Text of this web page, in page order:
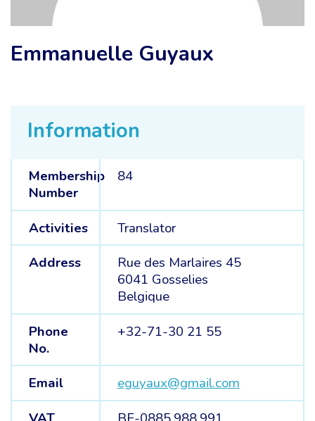
Information
Membership
Number
84
Activities
Translator
Address
Rue des Marlaires 45
6041 Gosselies
Belgique
Phone
No.
+32-71-30 21 55
Email
eguyaux@gmail.com
Emmanuelle Guyaux